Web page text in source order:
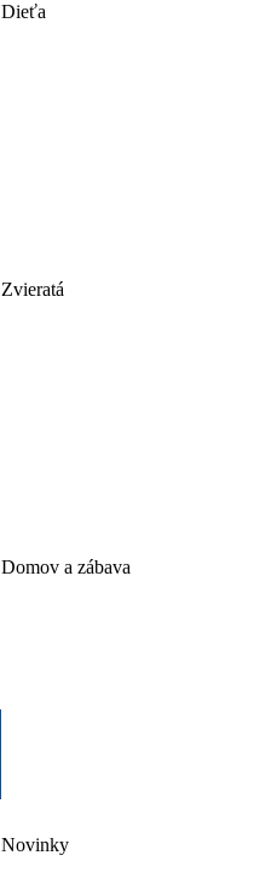
Dieťa
Zvieratá
Domov a zábava
Novinky